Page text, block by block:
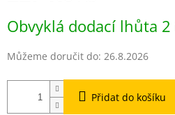
cena:
Obvyklá dodací lhůta
Můžeme doručit do: 26.8.2026
Přidat do košíku